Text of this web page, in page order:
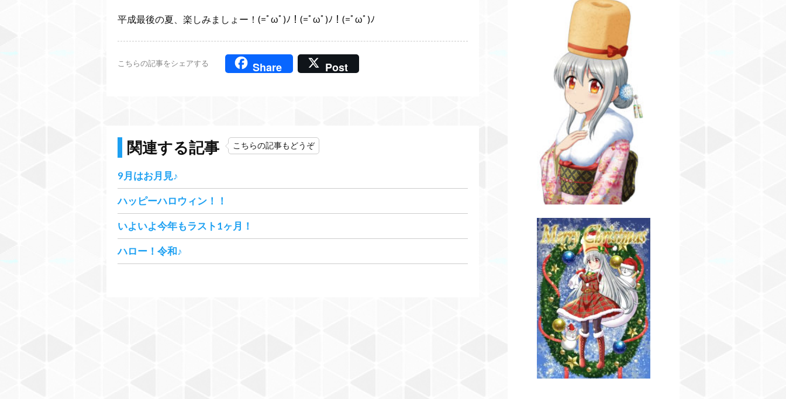
平成最後の夏、楽しみましょー！(=ﾟωﾟ)ﾉ！(=ﾟωﾟ)ﾉ！(=ﾟωﾟ)ﾉ
こちらの記事をシェアする Share Post
関連する記事 こちらの記事もどうぞ
9月はお月見♪
ハッピーハロウィン！！
いよいよ今年もラスト1ヶ月！
ハロー！令和♪